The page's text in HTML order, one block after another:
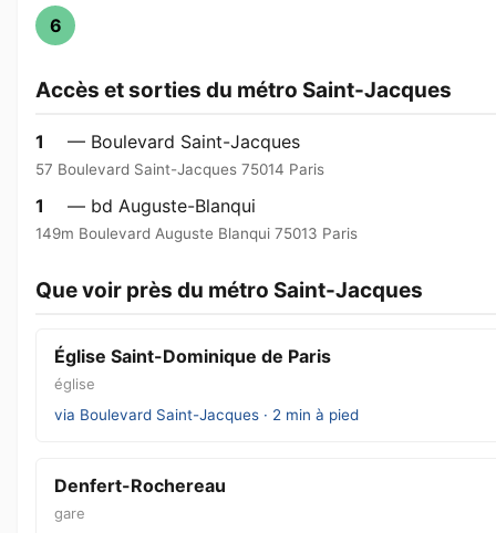
6
Accès et sorties du métro Saint-Jacques
1 — Boulevard Saint-Jacques
57 Boulevard Saint-Jacques 75014 Paris
1 — bd Auguste-Blanqui
149m Boulevard Auguste Blanqui 75013 Paris
Que voir près du métro Saint-Jacques
Église Saint-Dominique de Paris
église
via Boulevard Saint-Jacques · 2 min à pied
Denfert-Rochereau
gare